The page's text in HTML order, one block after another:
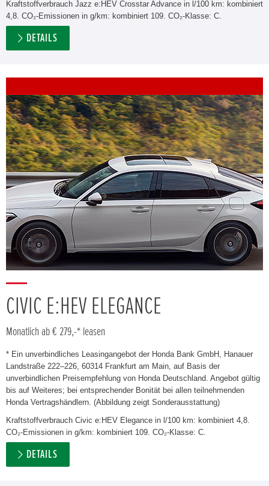
Kraftstoffverbrauch Jazz e:HEV Crosstar Advance in l/100 km: kombiniert
4,8. CO₂-Emissionen in g/km: kombiniert 109. CO₂-Klasse: C.
DETAILS
CIVIC E:HEV ELEGANCE
Monatlich ab € 279,-* leasen
* Ein unverbindliches Leasingangebot der Honda Bank GmbH, Hanauer
Landstraße 222–226, 60314 Frankfurt am Main, auf Basis der
unverbindlichen Preisempfehlung von Honda Deutschland. Angebot gültig
bis auf Weiteres; bei entsprechender Bonität bei allen teilnehmenden
Honda Vertragshändlern. (Abbildung zeigt Sonderausstattung)
Kraftstoffverbrauch Civic e:HEV Elegance in l/100 km: kombiniert 4,8.
CO₂-Emissionen in g/km: kombiniert 109. CO₂-Klasse: C.
DETAILS